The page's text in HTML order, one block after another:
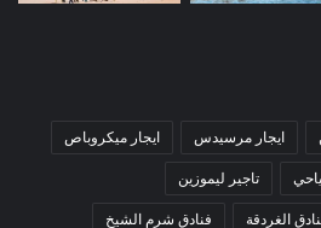
ايجار مرسيدس ايجار ميكروباص
تاجير ليموزين
الغردقة فنادق شرم الشيخ